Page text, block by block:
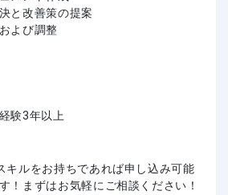
と改善策の提案
よび調整
験3年以上
キルをお持ちであれば申し込み可能
！まずはお気軽にご相談ください！